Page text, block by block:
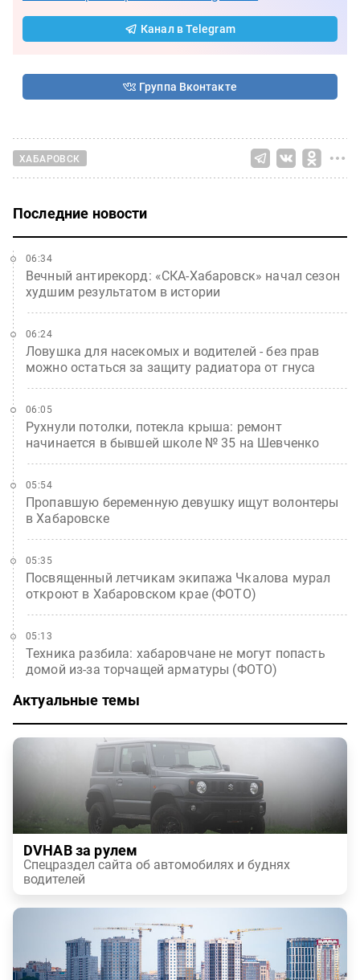
Канал в Telegram
Группа Вконтакте
ХАБАРОВСК
Последние новости
Вечный антирекорд: «СКА-Хабаровск» начал сезон
худшим результатом в истории
06:34
Ловушка для насекомых и водителей - без прав
можно остаться за защиту радиатора от гнуса
06:24
Рухнули потолки, потекла крыша: ремонт
начинается в бывшей школе № 35 на Шевченко
06:05
Пропавшую беременную девушку ищут волонтеры
в Хабаровске
05:54
Посвященный летчикам экипажа Чкалова мурал
откроют в Хабаровском крае (ФОТО)
05:35
Техника разбила: хабаровчане не могут попасть
домой из-за торчащей арматуры (ФОТО)
05:13
Актуальные темы
DVHAB за рулем
Спецраздел сайта об автомобилях и буднях
водителей